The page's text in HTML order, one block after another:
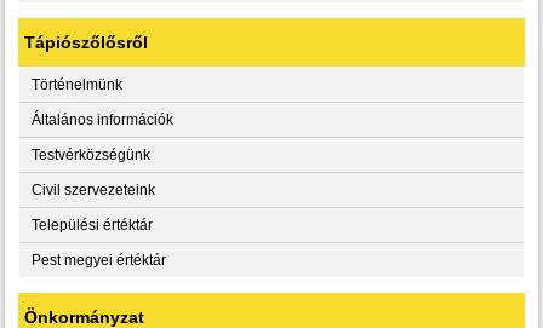
Tápiószőlősről
Történelmünk
Általános információk
Testvérközségünk
Civil szervezeteink
Települési értéktár
Pest megyei értéktár
Önkormányzat